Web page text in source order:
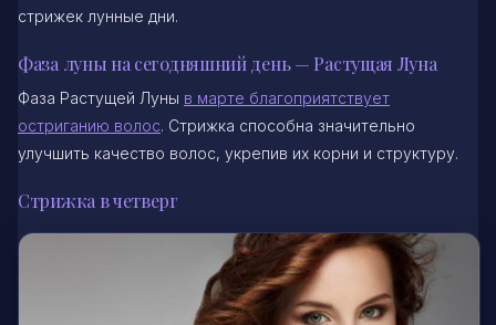
стрижек лунные дни.
Фаза луны на сегодняшний день — Растущая Луна
Фаза Растущей Луны в марте благоприятствует
остриганию волос. Стрижка способна значительно
улучшить качество волос, укрепив их корни и структуру.
Стрижка в четверг